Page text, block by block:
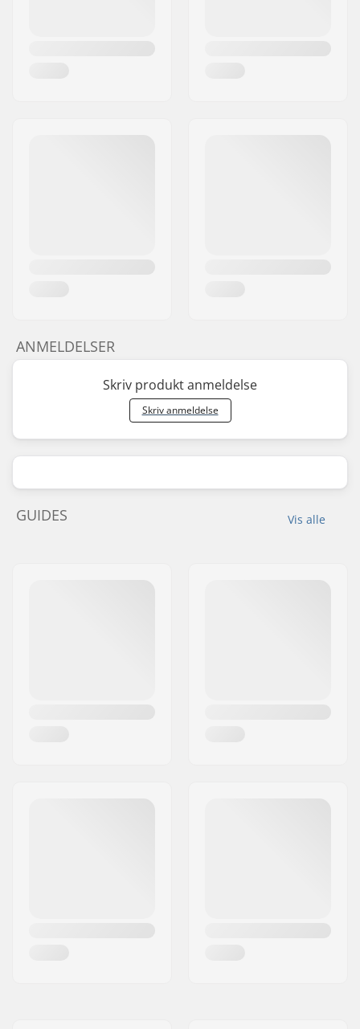
ANMELDELSER
Skriv produkt anmeldelse
Skriv anmeldelse
Vis alle
GUIDES